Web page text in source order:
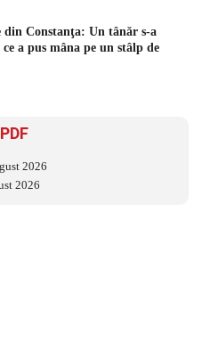
din Constanţa: Un tânăr s-a
a pus mâna pe un stâlp de
2026